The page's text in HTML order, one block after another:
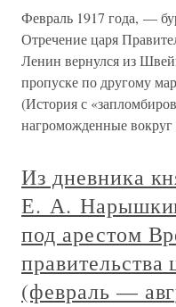
Февраль 1917 года, —
Отречение царя
Ленин вернулся из
пропуске по другому
(История с
нагроможденные вокруг
Из дневника
Е. А.
под арестом
правительства
(февраль —